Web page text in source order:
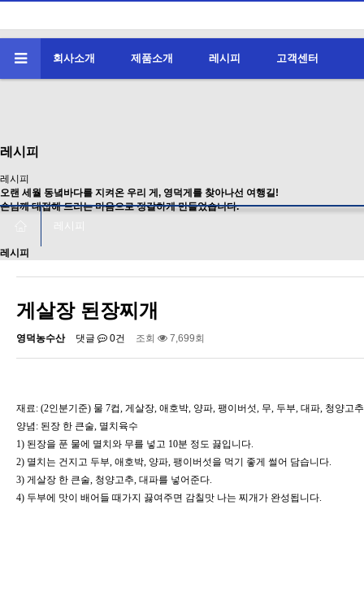
회사소개 제품소개 레시피 고객센터
레시피
레시피
오랜 세월 동녘바다를 지켜온 우리 게, 영덕게를 찾아나선 여행길!
손님께 대접해 드리는 마음으로 정갈하게 만들었습니다.
레시피
레시피
게살장 된장찌개
영덕농수산 댓글 0건 조회 7,699회
재료: (2인분기준) 물 7컵, 게살장, 애호박, 양파, 팽이버섯, 무, 두부, 대파, 청양고
양념: 된장 한 큰술, 멸치육수
1) 된장을 푼 물에 멸치와 무를 넣고 10분 정도 끓입니다.
2) 멸치는 건지고 두부, 애호박, 양파, 팽이버섯을 먹기 좋게 썰어 담습니다.
3) 게살장 한 큰술, 청양고추, 대파를 넣어준다.
4) 두부에 맛이 배어들 때가지 끓여주면 감칠맛 나는 찌개가 완성됩니다.